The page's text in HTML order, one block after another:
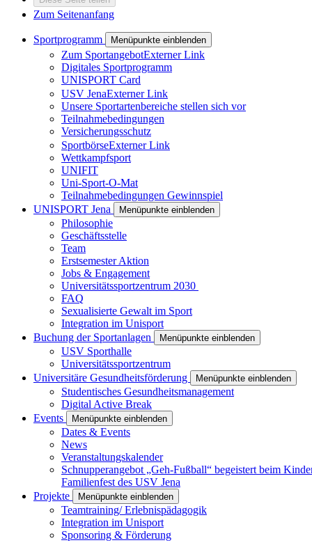
Zum Seitenanfang
Sportprogramm Menüpunkte einblenden
Zum SportangebotExterner Link
Digitales Sportprogramm
UNISPORT Card
USV JenaExterner Link
Unsere Sportartenbereiche stellen sich vor
Teilnahmebedingungen
Versicherungsschutz
SportbörseExterner Link
Wettkampfsport
UNIFIT
Uni-Sport-O-Mat
Teilnahmebedingungen Gewinnspiel
UNISPORT Jena
Menüpunkte einblenden
Philosophie
Geschäftsstelle
Team
Erstsemester Aktion
Jobs & Engagement
Universitätssportzentrum 2030
FAQ
Sexualisierte Gewalt im Sport
Integration im Unisport
Buchung der Sportanlagen
Menüpunkte einblenden
USV Sporthalle
Universitätssportzentrum
Universitäre Gesundheitsförderung
Menüpunkte einblenden
Studentisches Gesundheitsmanagement
Digital Active Break
Events
Menüpunkte einblenden
Dates & Events
News
Veranstaltungskalender
Schnupperangebot „Geh-Fußball“ begeistert beim
Familienfest des USV Jena
Projekte
Menüpunkte einblenden
Teamtraining/ Erlebnispädagogik
Integration im Unisport
Sponsoring & Förderung